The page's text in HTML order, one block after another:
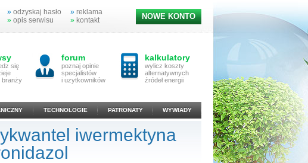
» odzyskaj hasło
» opis serwisu
» reklama
» kontakt NOWE KONTO
się
branży
forum
poznaj opinie
specjalistów
i uzytkowników
kalkulatory
wylicz koszty
alternatywnych
źródeł energii
TECHNOLOGIE PATRONATY WYWIADY
iwermektyna